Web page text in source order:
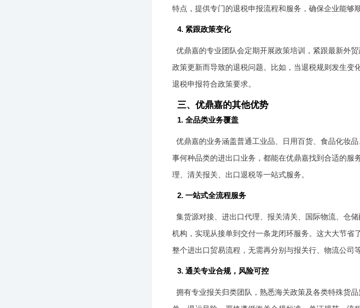
特点，提供专门的退税申报流程和服务，确保企业能够
4. 紧跟政策变化
优鼎嘉的专业团队会定期开展政策培训，紧跟最新外
政策更新而导致的退税问题。比如，当退税规则发生变
退税申报符合政策要求。
三、优鼎嘉的其他优势
1. 全品类业务覆盖
优鼎嘉的业务涵盖普通工业品、日用百货、食品化妆
事何种品类的进出口业务，都能在优鼎嘉找到合适的
理、清关报关、出口退税等一站式服务。
2. 一站式全流程服务
集货源对接、进出口代理、报关清关、国际物流、仓
机构，实现从接单到交付一条龙闭环服务。这大大节
整个进出口贸易流程，无需再分别与报关行、物流公司
3. 通关专业合规，风险可控
拥有专业报关归类团队，熟悉海关政策及各类特殊货